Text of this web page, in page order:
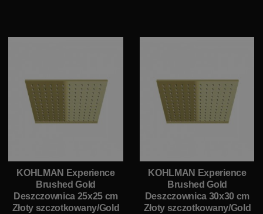
KOHLMAN Experience
Brushed Gold
Deszczownica 25x25 cm
Złoty szczotkowany/Gold
KOHLMAN Experience
Brushed Gold
Deszczownica 30x30 cm
Złoty szczotkowany/Gold